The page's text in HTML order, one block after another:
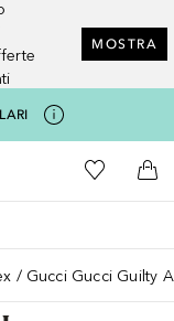
MOSTRA
Douglas HomeAlla Mia
Al
Gucci Gucci Guilty